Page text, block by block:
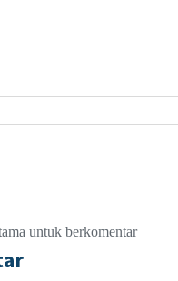
untuk berkomentar